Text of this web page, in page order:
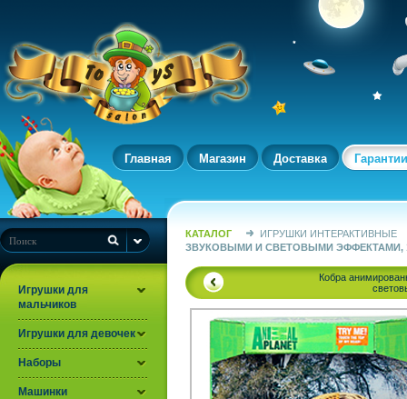
Главная Магазин Доставка Гарантии
Игрушки для
мальчиков
Игрушки для девочек
Наборы
Машинки
КАТАЛОГ
ИГРУШКИ ИНТЕРАКТИВНЫЕ
ЗВУКОВЫМИ И СВЕТОВЫМИ ЭФФЕКТАМИ,
Кобра